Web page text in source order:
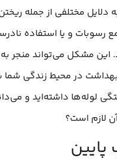
دلایل مختلفی از جمله
رسوبات و یا استفاده
این مشکل می‌تواند منجر
در محیط زندگی شما
لوله‌ها داشته‌اید و
لازم است؟